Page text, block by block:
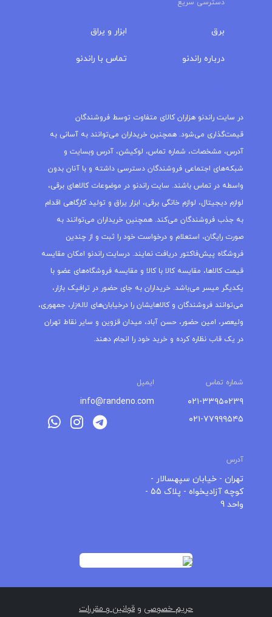
دسترسی سریع
برق
درباره‌ راندنو
ابزار و یراق
تماس با راندنو
در سایت راندنو هزاران کالای متفاوت توسط فروشندگان
قیمت‌گذاری می‌شود. همچنین خریداران می‌توانند به آسانی به
آدرس، مشخصات، شماره تماس، لوکیشن، آدرس وبسایت و
شبکه‌های اجتماعی فروشندگان دسترسی داشته و با آنان بدون
واسطه در تماس باشند. سایت راندنو در موضوعات کالاهای برقی،
لوازم دیجیتال، لوازم خانگی برقی، ابزار یراق و تولید کارگاهی اقدام
به جذب فروشندگان می‌کند. همچنین خریداران می‌توانند به
صورت رایگان، استعلام و درخواست خود را ثبت و از چندین
فروشگاه پیش‌فاکتور دریافت نمایند. درسایت راندنو امکان مقایسه
قیمت کالاها، مقایسه کالا با کالا و مقایسه فروشگاه‌های عضو با
یکدیگر میسر می‌باشد. خریداران به جای حضور در ترافیک بازار،
می‌توانند فروشندگان و کالاهایشان را درخیابان‌های لاله‌زار، جمهوری،
ولیعصر، امین حضور، حسن آباد، میدان قزوین و سایر نقاط تهران
در یک قاب نظاره کرده و خرید خود را انجام دهند.
شماره تماس ایمیل
۰۲۱-۳۳۹۵۰۲۳۹
۰۲۱-۷۷۹۹۹۵۴۵
info@randeno.com
آدرس
تهران - خیابان سپهسالار -
کوچه آزادیخواه - پلاک 55 -
واحد 9
حریم خصوصی و قوانین و مقررات